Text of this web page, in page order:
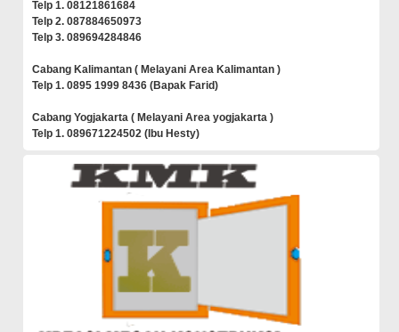
Telp 1. 08121861684
Telp 2. 087884650973
Telp 3. 089694284846
Cabang Kalimantan ( Melayani Area Kalimantan )
Telp 1. 0895 1999 8436 (Bapak Farid)
Cabang Yogjakarta ( Melayani Area yogjakarta )
Telp 1. 089671224502 (Ibu Hesty)